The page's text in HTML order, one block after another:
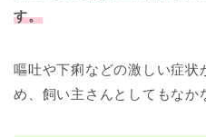
す。
嘔吐や下痢などの激しい症状
め、飼い主さんとしてもなか